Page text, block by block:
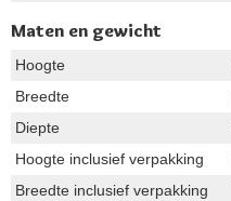
Maten en gewicht
Hoogte
Breedte
Diepte
Hoogte inclusief verpakking
Breedte inclusief verpakking